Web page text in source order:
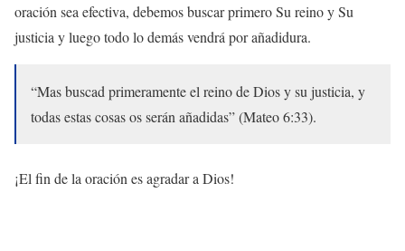
oración sea efectiva, debemos buscar primero Su reino y Su
justicia y luego todo lo demás vendrá por añadidura.
“Mas buscad primeramente el reino de Dios y su justicia, y
todas estas cosas os serán añadidas” (Mateo 6:33).
¡El fin de la oración es agradar a Dios!